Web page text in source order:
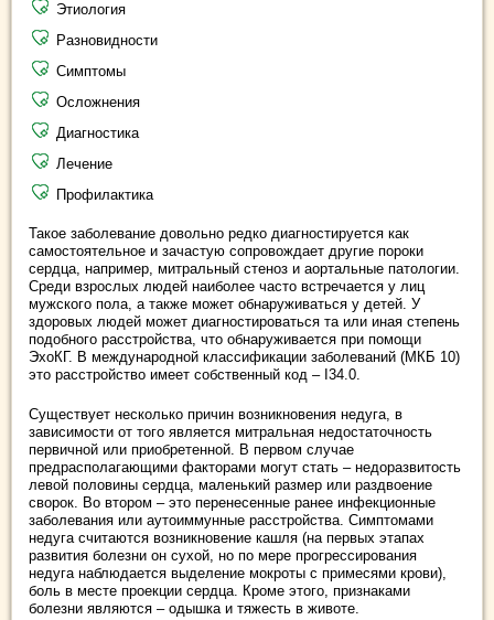
Этиология
Разновидности
Симптомы
Осложнения
Диагностика
Лечение
Профилактика
Такое заболевание довольно редко диагностируется как
самостоятельное и зачастую сопровождает другие пороки
сердца, например, митральный стеноз и аортальные патологии.
Среди взрослых людей наиболее часто встречается у лиц
мужского пола, а также может обнаруживаться у детей. У
здоровых людей может диагностироваться та или иная степень
подобного расстройства, что обнаруживается при помощи
ЭхоКГ. В международной классификации заболеваний (МКБ 10)
это расстройство имеет собственный код – I34.0.
Существует несколько причин возникновения недуга, в
зависимости от того является митральная недостаточность
первичной или приобретенной. В первом случае
предрасполагающими факторами могут стать – недоразвитость
левой половины сердца, маленький размер или раздвоение
сворок. Во втором – это перенесенные ранее инфекционные
заболевания или аутоиммунные расстройства. Симптомами
недуга считаются возникновение кашля (на первых этапах
развития болезни он сухой, но по мере прогрессирования
недуга наблюдается выделение мокроты с примесями крови),
боль в месте проекции сердца. Кроме этого, признаками
болезни являются – одышка и тяжесть в животе.